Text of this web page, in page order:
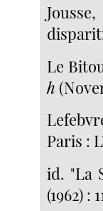
Le
h
Paris :
id. "La
(1962) :